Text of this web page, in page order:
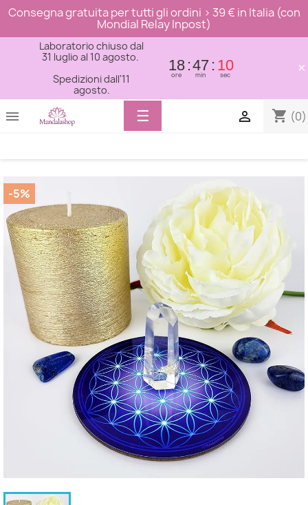
Consegna gratuita per tutti gli ordini > 39 € in Italia (con
Mondial Relay Inpost)
Laboratorio chiuso dal
31 luglio al 10 agosto.
Spedizioni dall'11
agosto.
18
ore
47
min
09
sec ×
 shopping_cart (0)

Toggle
navigation
☰
-5%